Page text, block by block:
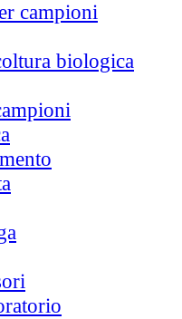
campioni
biologica